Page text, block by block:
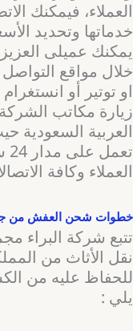
العملاء، فيمكنك
خدماتها وتحديد
يمكنك عميلى
خلال مواقع
او توتير أو
زيارة مكاتب
العربية السعودية
العملاء وكافة
خطوات شحن العفش من
تتبع شركة البراء
نقل الأثاث من
للحفاظ عليه من
يلي :